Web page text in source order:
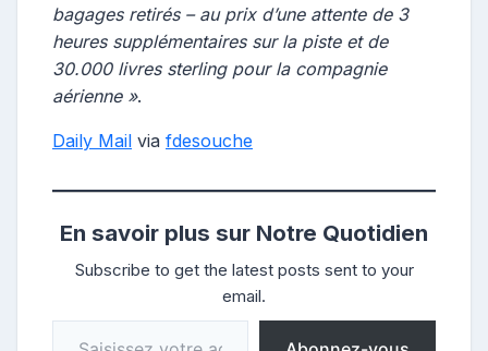
bagages retirés – au prix d’une attente de 3
heures supplémentaires sur la piste et de
30.000 livres sterling pour la compagnie
aérienne ».
Daily Mail via fdesouche
En savoir plus sur Notre Quotidien
Subscribe to get the latest posts sent to your
email.
Saisissez votre adresse e-mail…